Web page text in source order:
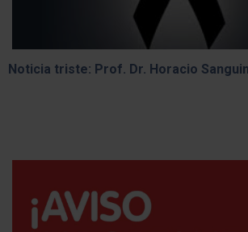
Noticia triste: Prof. Dr. Horacio